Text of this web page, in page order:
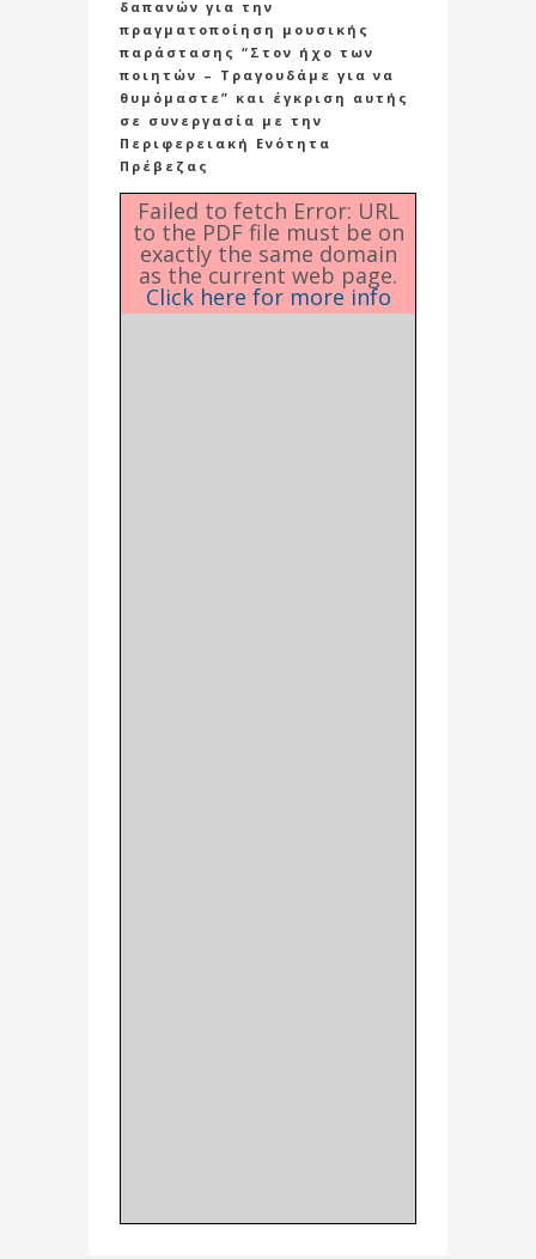
δαπανών για την
πραγματοποίηση μουσικής
παράστασης “Στον ήχο των
ποιητών – Τραγουδάμε για να
θυμόμαστε” και έγκριση αυτής
σε συνεργασία με την
Περιφερειακή Ενότητα
Πρέβεζας
Failed to fetch Error: URL
to the PDF file must be on
exactly the same domain
as the current web page.
Click here for more info